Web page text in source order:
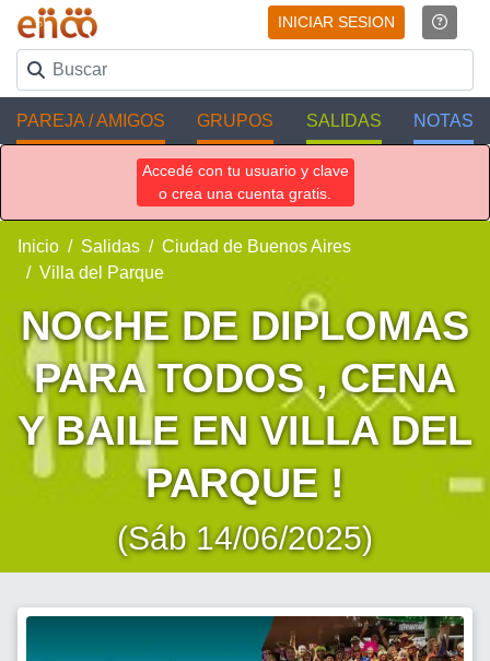
INICIAR SESION
PAREJA / AMIGOS GRUPOS SALIDAS NOTAS
Accedé con tu usuario y clave
o crea una cuenta gratis.
Inicio Salidas
Ciudad de Buenos Aires
Villa del Parque
NOCHE DE DIPLOMAS
PARA TODOS , CENA
Y BAILE EN VILLA DEL
PARQUE !
(Sáb 14/06/2025)